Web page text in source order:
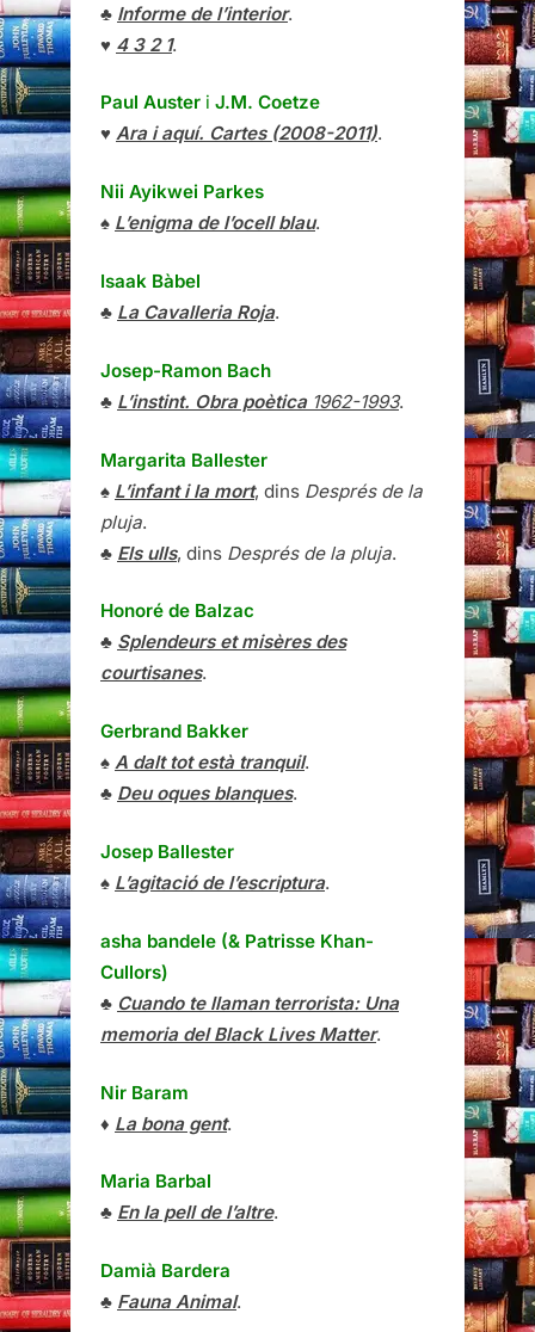
♣ Informe de l’interior.
♥ 4 3 2 1.
Paul Auster i J.M. Coetze
♥ Ara i aquí. Cartes (2008-2011).
Nii Ayikwei Parkes
♠ L’enigma de l’ocell blau.
Isaak Bàbel
♣ La Cavalleria Roja.
Josep-Ramon Bach
♣ L’instint. Obra poètica1962-1993.
Margarita Ballester
♠ L’infant i la mort, dins Després de la
pluja.
♣ Els ulls, dins Després de la pluja.
Honoré de Balzac
♣ Splendeurs et misères des
courtisanes.
Gerbrand Bakker
♠ A dalt tot està tranquil.
♣ Deu oques blanques.
Josep Ballester
♠ L’agitació de l’escriptura.
asha bandele (& Patrisse Khan-
Cullors)
♣ Cuando te llaman terrorista: Una
memoria del Black Lives Matter.
Nir Baram
♦ La bona gent.
Maria Barbal
♣ En la pell de l’altre.
Damià Bardera
♣ Fauna Animal.